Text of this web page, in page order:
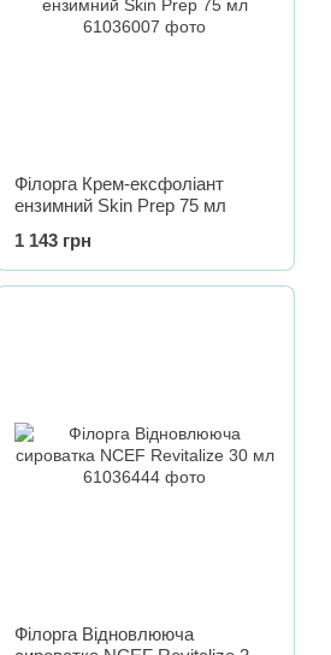
Філорга Крем-ексфоліант
ензимний Skin Prep 75 мл
1 143 грн
Філорга Відновлююча